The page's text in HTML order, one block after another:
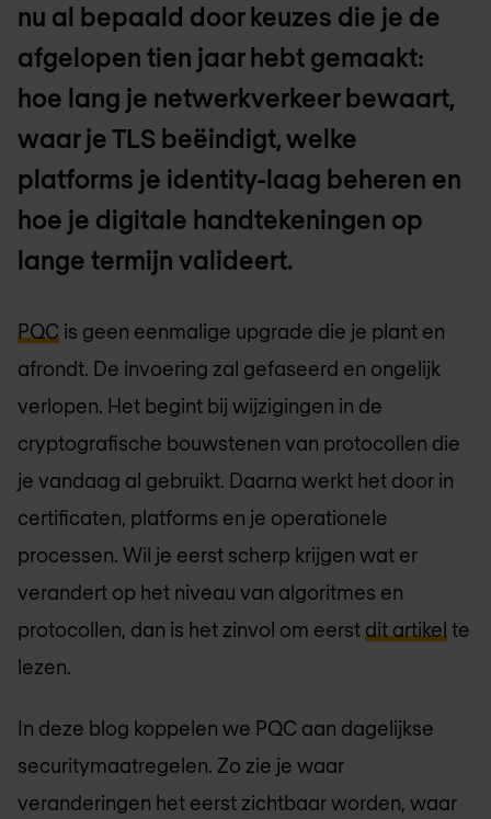
nu al bepaald door keuzes die je de
afgelopen tien jaar hebt gemaakt:
hoe lang je netwerkverkeer bewaart,
waar je TLS beëindigt, welke
platforms je identity-laag beheren en
hoe je digitale handtekeningen op
lange termijn valideert.
PQC is geen eenmalige upgrade die je plant en
afrondt. De invoering zal gefaseerd en ongelijk
verlopen. Het begint bij wijzigingen in de
cryptografische bouwstenen van protocollen die
je vandaag al gebruikt. Daarna werkt het door in
certificaten, platforms en je operationele
processen. Wil je eerst scherp krijgen wat er
verandert op het niveau van algoritmes en
protocollen, dan is het zinvol om eerst dit artikel te
lezen.
In deze blog koppelen we PQC aan dagelijkse
securitymaatregelen. Zo zie je waar
veranderingen het eerst zichtbaar worden, waar